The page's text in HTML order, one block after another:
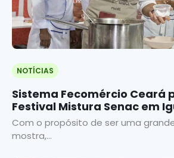
NOTÍCIAS
Sistema Fecomércio Ceará
Festival Mistura Senac em
Com o propósito de ser uma
mostra,...